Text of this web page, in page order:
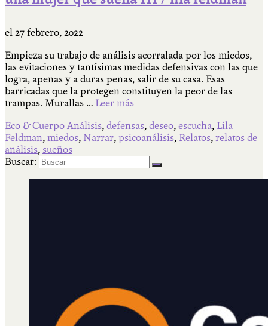
el 27 febrero, 2022
Empieza su trabajo de análisis acorralada por los miedos,
las evitaciones y tantísimas medidas defensivas con las que
logra, apenas y a duras penas, salir de su casa. Esas
barricadas que la protegen constituyen la peor de las
trampas. Murallas … Leer más
Eco & Cuerpo Análisis, defensas, deseo, escucha, Lila
Feldman, miedos, Narrar, psicoanálisis, Relatos, relatos de
análisis, sueños
Buscar: